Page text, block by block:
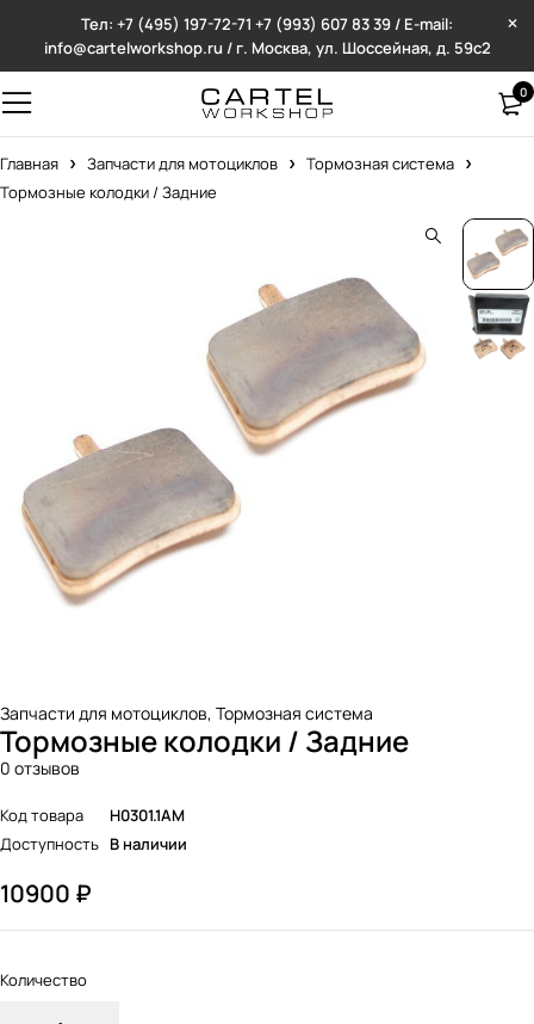
Тел: +7 (495) 197-72-71 +7 (993) 607 83 39 / E-mail:
info@cartelworkshop.ru / г. Москва, ул. Шоссейная, д. 59с2
0
Главная Запчасти для мотоциклов
Тормозная система
Тормозные колодки / Задние
Запчасти для мотоциклов, Тормозная система
Тормозные колодки / Задние
0 отзывов
Код товара
H0301.1AM
Доступность В наличии
10900 ₽
Количество